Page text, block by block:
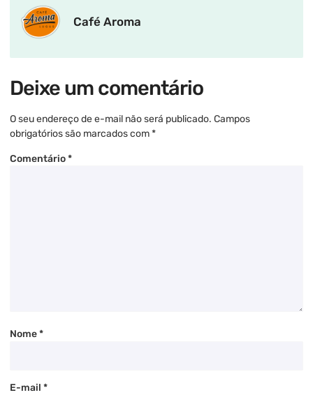
Café Aroma
Deixe um comentário
O seu endereço de e-mail não será publicado. Campos
obrigatórios são marcados com*
Comentário*
Nome*
E-mail *